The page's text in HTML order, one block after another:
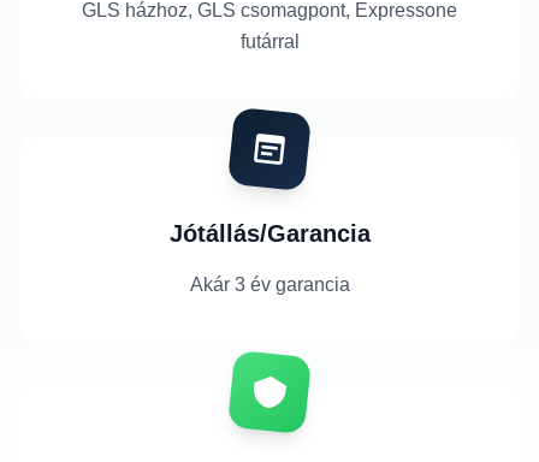
GLS házhoz, GLS csomagpont, Expressone
futárral
Jótállás/Garancia
Akár 3 év garancia